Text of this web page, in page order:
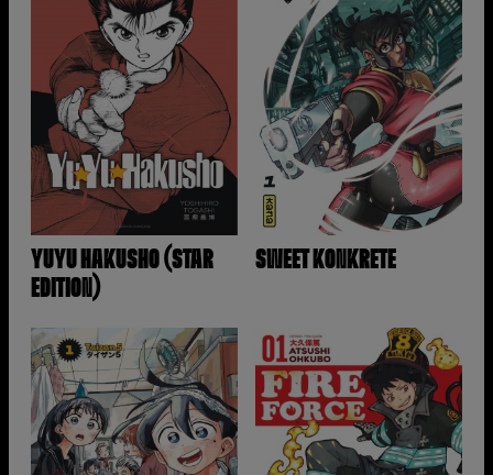
YUYU HAKUSHO (STAR
EDITION)
SWEET KONKRETE